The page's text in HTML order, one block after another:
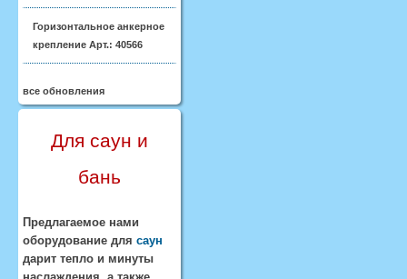
Горизонтальное анкерное
крепление Арт.: 40566
все обновления
Для саун и
бань
Предлагаемое нами
оборудование для саун
дарит тепло и минуты